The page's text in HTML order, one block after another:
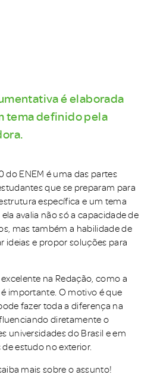
é elaborada
tema definido pela
do ENEM é uma das partes
que se preparam para
específica e um tema
avalia não só a capacidade de
mas também a habilidade de
ideias e propor soluções para
na Redação, como a
importante. O motivo é que
fazer toda a diferença na
diretamente o
universidades do Brasil e em
estudo no exterior.
mais sobre o assunto!